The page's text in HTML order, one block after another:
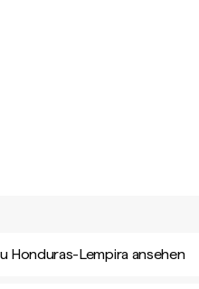
Honduras-Lempira ansehen